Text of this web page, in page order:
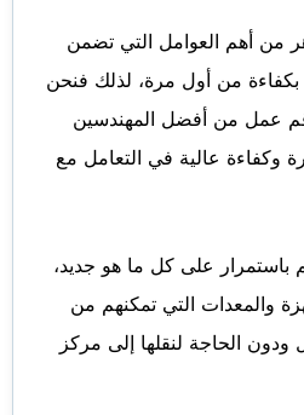
من أهم العوامل التي تضمن
بكفاءة من أول مرة، لذلك فنحن
عمل من أفضل المهندسين
وكفاءة عالية في التعامل مع
باستمرار على كل ما هو جديد،
والمعدات التي تمكنهم من
الحاجة لنقلها إلى مركز